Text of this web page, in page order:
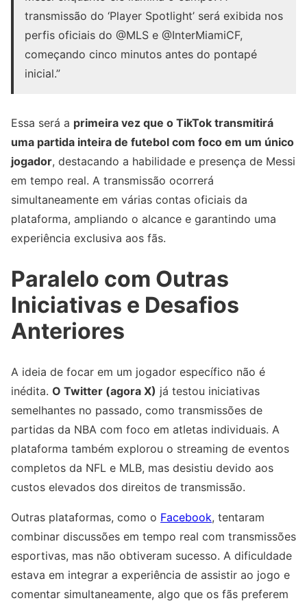
transmissão do ‘Player Spotlight’ será exibida nos
perfis oficiais do @MLS e @InterMiamiCF,
começando cinco minutos antes do pontapé
inicial.”
Essa será a primeira vez que o TikTok transmitirá
uma partida inteira de futebol com foco em um único
jogador, destacando a habilidade e presença de Messi
em tempo real. A transmissão ocorrerá
simultaneamente em várias contas oficiais da
plataforma, ampliando o alcance e garantindo uma
experiência exclusiva aos fãs.
Paralelo com Outras
Iniciativas e Desafios
Anteriores
A ideia de focar em um jogador específico não é
inédita. O Twitter (agora X) já testou iniciativas
semelhantes no passado, como transmissões de
partidas da NBA com foco em atletas individuais. A
plataforma também explorou o streaming de eventos
completos da NFL e MLB, mas desistiu devido aos
custos elevados dos direitos de transmissão.
Outras plataformas, como o Facebook, tentaram
combinar discussões em tempo real com transmissões
esportivas, mas não obtiveram sucesso. A dificuldade
estava em integrar a experiência de assistir ao jogo e
comentar simultaneamente, algo que os fãs preferem